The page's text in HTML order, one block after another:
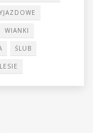
WIANKI
ŚLUB